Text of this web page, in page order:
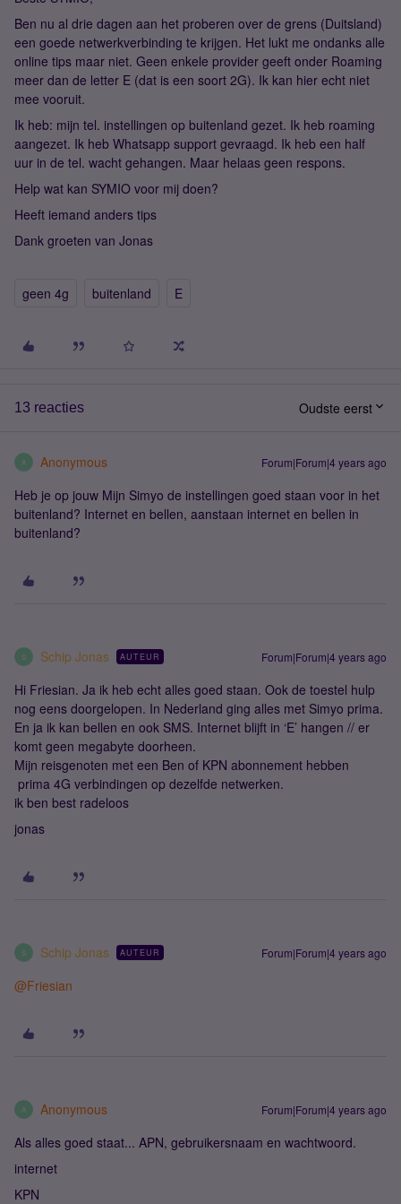
Ben nu al drie dagen aan het proberen over de grens (Duitsland)
een goede netwerkverbinding te krijgen. Het lukt me ondanks alle
online tips maar niet. Geen enkele provider geeft onder Roaming
meer dan de letter E (dat is een soort 2G). Ik kan hier echt niet
mee vooruit.
Ik heb: mijn tel. instellingen op buitenland gezet. Ik heb roaming
aangezet. Ik heb Whatsapp support gevraagd. Ik heb een half
uur in de tel. wacht gehangen. Maar helaas geen respons.
Help wat kan SYMIO voor mij doen?
Heeft iemand anders tips
Dank groeten van Jonas
geen 4g buitenland E
13 reacties Oudste eerst
A Anonymous Forum|Forum|4 years ago
Heb je op jouw Mijn Simyo de instellingen goed staan voor in het
buitenland? Internet en bellen, aanstaan internet en bellen in
buitenland?
S Schip Jonas AUTEUR Forum|Forum|4 years ago
Hi Friesian. Ja ik heb echt alles goed staan. Ook de toestel hulp
nog eens doorgelopen. In Nederland ging alles met Simyo prima.
En ja ik kan bellen en ook SMS. Internet blijft in ‘E’ hangen // er
komt geen megabyte doorheen.
Mijn reisgenoten met een Ben of KPN abonnement hebben
prima 4G verbindingen op dezelfde netwerken.
ik ben best radeloos
jonas
S Schip Jonas AUTEUR Forum|Forum|4 years ago
@Friesian
A Anonymous Forum|Forum|4 years ago
Als alles goed staat... APN, gebruikersnaam en wachtwoord.
internet
KPN